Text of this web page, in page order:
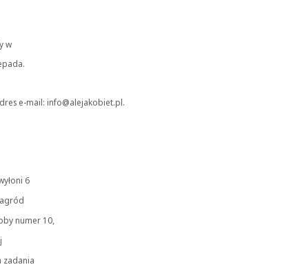
w
e-mail: info@alejakobiet.pl.
6
numer 10,
zadania